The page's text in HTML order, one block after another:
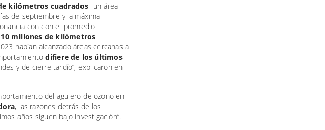
kilómetros cuadrados -un área
de septiembre y la máxima
con con el promedio
10 millones de kilómetros
habían alcanzado áreas cercanas a
difiere de los últimos
y de cierre tardío”, explicaron en
del agujero de ozono en
, las razones detrás de los
años siguen bajo investigación”.